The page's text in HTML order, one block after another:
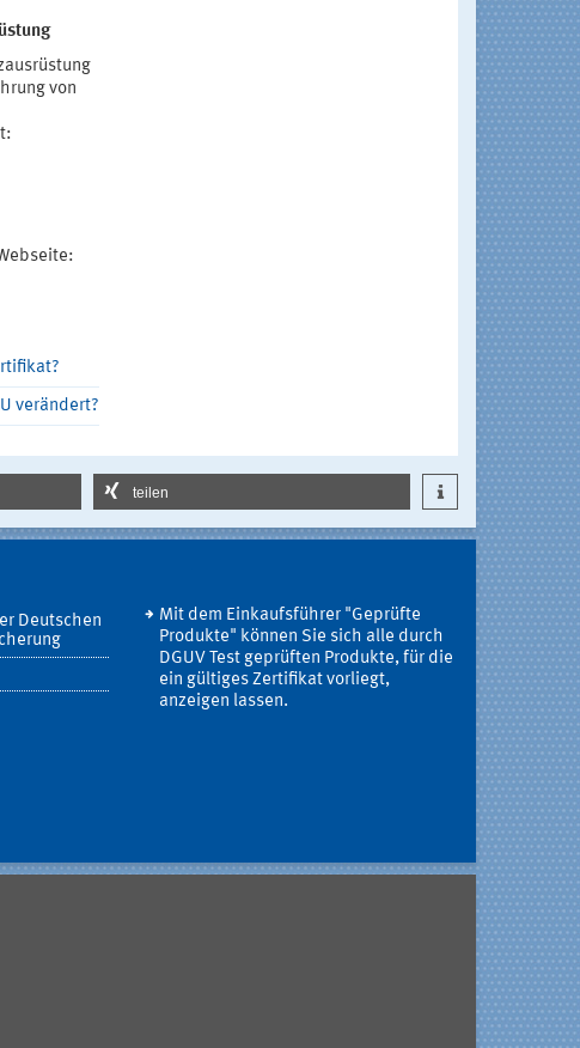
von
verändert?
teilen
Deutschen
Mit dem Einkaufsführer "Geprüfte
Produkte" können Sie sich alle durch
DGUV Test geprüften Produkte, für die
ein gültiges Zertifikat vorliegt,
anzeigen lassen.